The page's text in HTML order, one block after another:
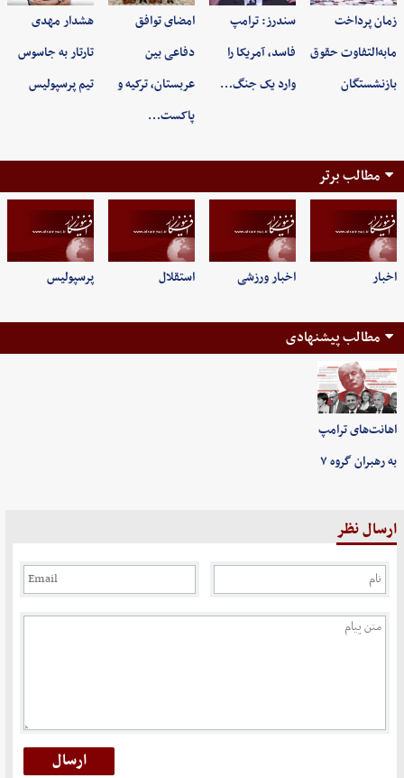
زمان پرداخت
مابه‌التفاوت حقوق
بازنشستگان
سندرز: ترامپ
فاسد، آمریکا را
وارد یک جنگ…
امضای توافق
دفاعی بین
عربستان، ترکیه و
پاکست…
هشدار مهدی
تارتار به جاسوس
تیم پرسپولیس
مطالب برتر
اخبار اخبار ورزشی استقلال پرسپولیس
مطالب پیشنهادی
اهانت‌های ترامپ
به رهبران گروه ۷
ارسال نظر